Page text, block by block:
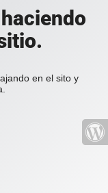
en el sito y